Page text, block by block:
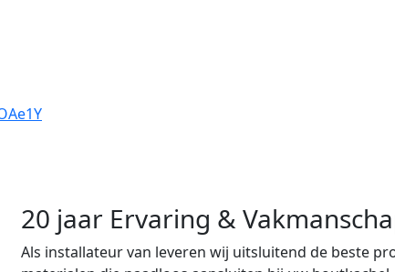
20 jaar Ervaring &
Als installateur van leveren wij uitsluitend de beste